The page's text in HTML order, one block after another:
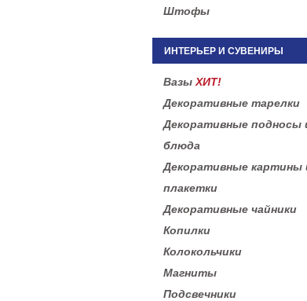
Штофы
ИНТЕРЬЕР И СУВЕНИРЫ
Вазы ХИТ!
Декоративные тарелки
Декоративные подносы
блюда
Декоративные картины
плакетки
Декоративные чайники
Копилки
Колокольчики
Магниты
Подсвечники